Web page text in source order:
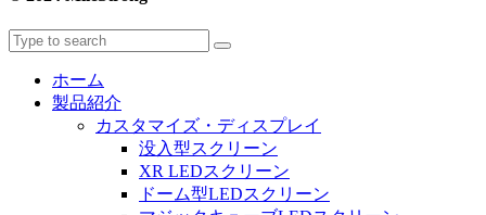
ホーム
製品紹介
カスタマイズ・ディスプレイ
没入型スクリーン
XR LEDスクリーン
ドーム型LEDスクリーン